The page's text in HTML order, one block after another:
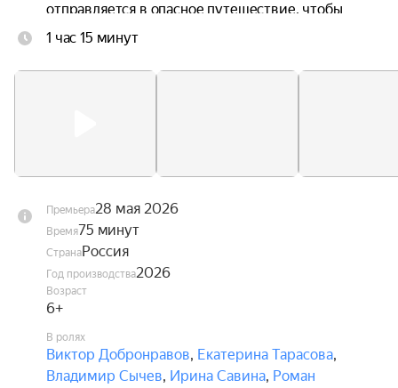
отправляется в опасное путешествие, чтобы
спасти любимую.
1 час 15 минут
Премьера28 мая 2026
Время75 минут
СтранаРоссия
Год производства2026
Возраст
6+
В ролях
Виктор Добронравов, Екатерина Тарасова,
Владимир Сычев, Ирина Савина, Роман